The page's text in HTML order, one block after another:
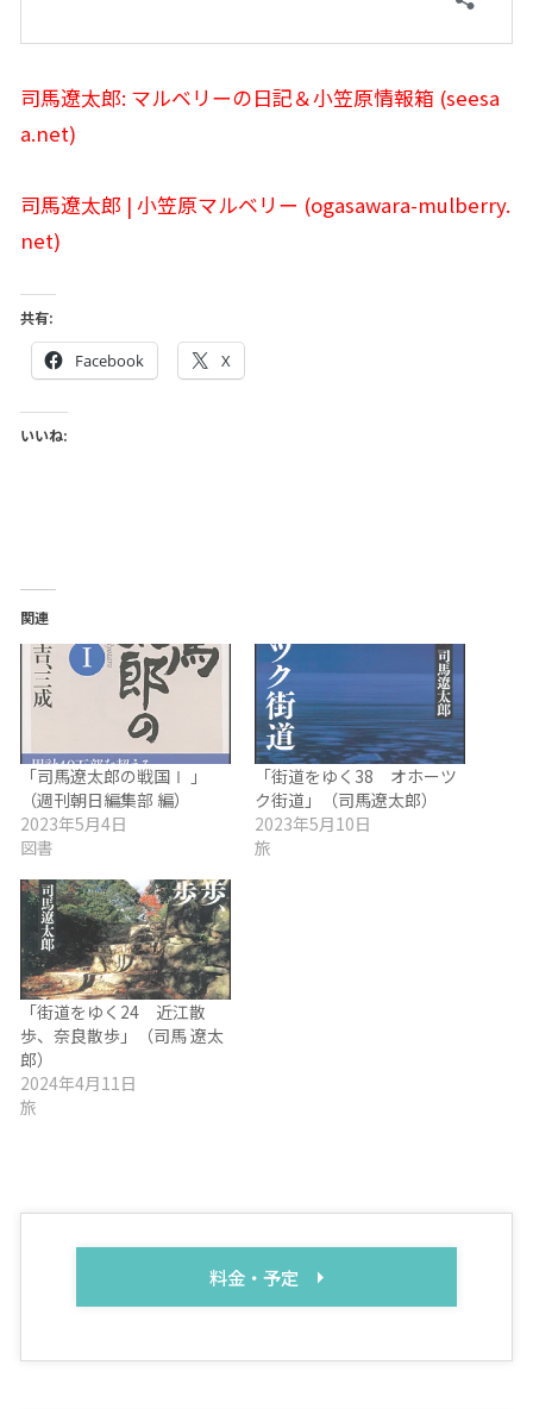
司馬遼太郎: マルベリーの日記＆小笠原情報箱 (seesa
a.net)
司馬遼太郎 | 小笠原マルベリー (ogasawara-mulberry.
net)
共有:
Facebook X
いいね:
関連
「司馬遼太郎の戦国Ⅰ 」
（週刊朝日編集部 編）
2023年5月4日
図書
「街道をゆく38 オホーツ
ク街道」（司馬遼太郎）
2023年5月10日
旅
「街道をゆく24 近江散
歩、奈良散歩」（司馬 遼太
郎）
2024年4月11日
旅
料金・予定